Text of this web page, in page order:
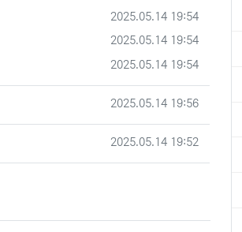
등록일
2025.05.14 19:54
등록일
2025.05.14 19:54
등록일
2025.05.14 19:54
작성일
2025.05.14 19:56
작성일
2025.05.14 19:52